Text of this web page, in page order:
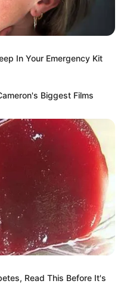
In Your Emergency Kit
Biggest Films
Read This Before It's